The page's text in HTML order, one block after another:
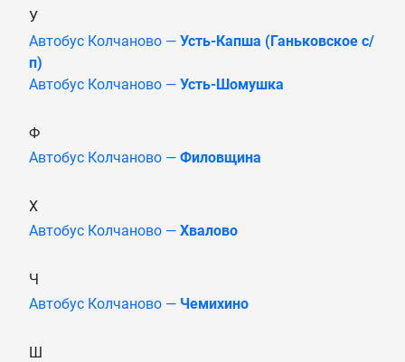
У
Автобус Колчаново — Усть-Капша (Ганьковское с/
п)
Автобус Колчаново — Усть-Шомушка
Ф
Автобус Колчаново — Филовщина
Х
Автобус Колчаново — Хвалово
Ч
Автобус Колчаново — Чемихино
Ш